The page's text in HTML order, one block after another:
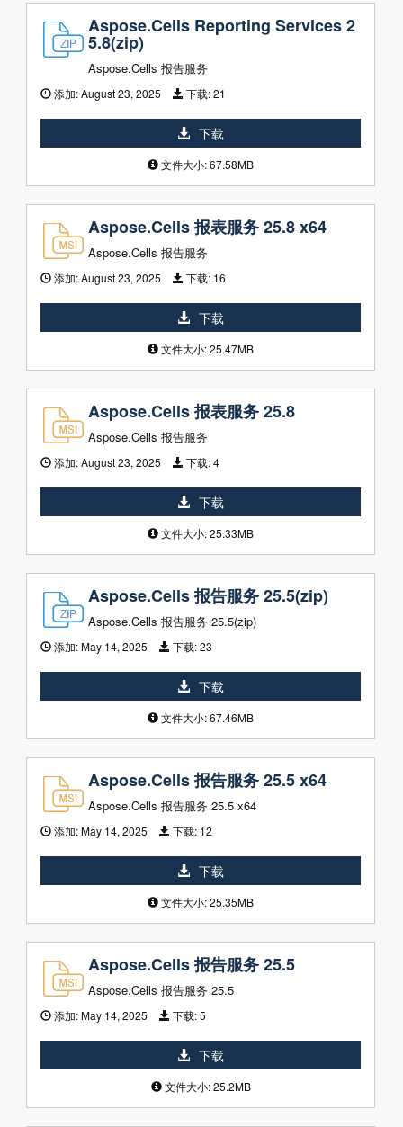
Aspose.Cells Reporting Services 2
5.8(zip)
Aspose.Cells 报告服务
添加:August 23, 2025 下载:21
下载
文件大小: 67.58MB
Aspose.Cells 报表服务 25.8 x64
Aspose.Cells 报告服务
添加:August 23, 2025 下载: 16
下载
文件大小: 25.47MB
Aspose.Cells 报表服务 25.8
Aspose.Cells 报告服务
添加:August 23, 2025 下载:4
下载
文件大小: 25.33MB
Aspose.Cells 报告服务 25.5(zip)
Aspose.Cells 报告服务 25.5(zip)
添加:May 14, 2025 下载:23
下载
文件大小: 67.46MB
Aspose.Cells 报告服务 25.5 x64
Aspose.Cells 报告服务 25.5 x64
添加:May 14, 2025 下载: 12
下载
文件大小: 25.35MB
Aspose.Cells 报告服务 25.5
Aspose.Cells 报告服务 25.5
添加:May 14, 2025 下载:5
下载
文件大小: 25.2MB